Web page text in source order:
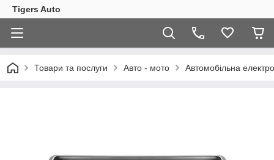
Tigers Auto
Товари та послуги Авто - мото Автомобільна